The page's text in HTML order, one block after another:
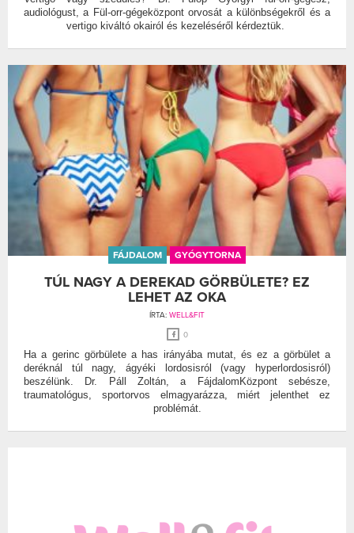
audiológust, a Fül-orr-gégeközpont orvosát a különbségekről és a
vertigo kiváltó okairól és kezeléséről kérdeztük.
FÁJDALOM GYÓGYTORNA
TÚL NAGY A DEREKAD GÖRBÜLETE? EZ
LEHET AZ OKA
ÍRTA: WELL&FIT
0
Ha a gerinc görbülete a has irányába mutat, és ez a görbület a
deréknál túl nagy, ágyéki lordosisról (vagy hyperlordosisról)
beszélünk. Dr. Páll Zoltán, a FájdalomKözpont sebésze,
traumatológus, sportorvos elmagyarázza, miért jelenthet ez
problémát.